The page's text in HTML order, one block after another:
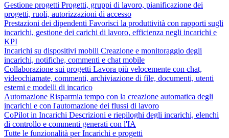
Gestione progetti Progetti, gruppi di lavoro, pianificazione dei
progetti, ruoli, autorizzazioni di accesso
Prestazioni dei dipendenti Favorisci la produttività con rapporti sugli
incarichi, gestione dei carichi di lavoro, efficienza negli incarichi e
KPI
Incarichi su dispositivi mobili Creazione e monitoraggio degli
incarichi, notifiche, commenti e chat mobile
Collaborazione sui progetti Lavora più velocemente con chat,
videochiamate, commenti, archiviazione di file, documenti, utenti
esterni e modelli di incarico
Automazione Risparmia tempo con la creazione automatica degli
incarichi e con l'automazione dei flussi di lavoro
CoPilot in Incarichi Descrizioni e riepiloghi degli incarichi, elenchi
di controllo e commenti generati con l'IA
Tutte le funzionalità per Incarichi e progetti